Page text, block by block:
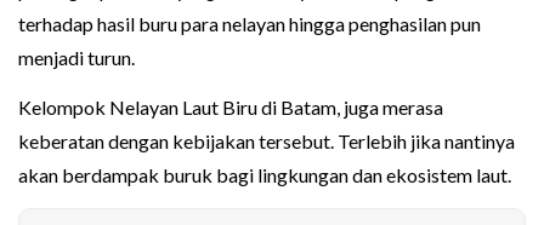
terhadap hasil buru para nelayan hingga penghasilan pun
menjadi turun.
Kelompok Nelayan Laut Biru di Batam, juga merasa
keberatan dengan kebijakan tersebut. Terlebih jika nantinya
akan berdampak buruk bagi lingkungan dan ekosistem laut.